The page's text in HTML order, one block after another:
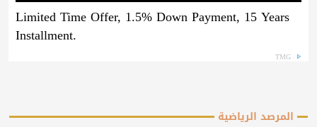
Limited Time Offer, 1.5% Down Payment, 15 Years
Installment.
TMG
المرصد الرياضية